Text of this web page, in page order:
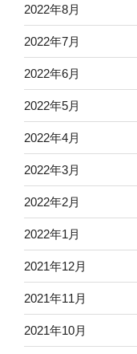
2022年8月
2022年7月
2022年6月
2022年5月
2022年4月
2022年3月
2022年2月
2022年1月
2021年12月
2021年11月
2021年10月